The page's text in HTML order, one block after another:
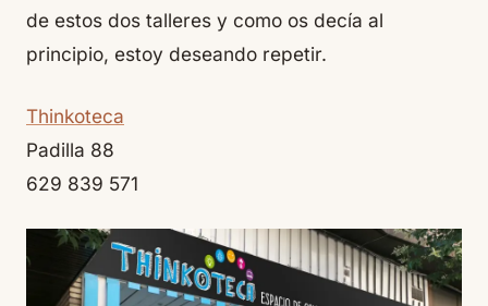
de estos dos talleres y como os decía al
principio, estoy deseando repetir.
Thinkoteca
Padilla 88
629 839 571